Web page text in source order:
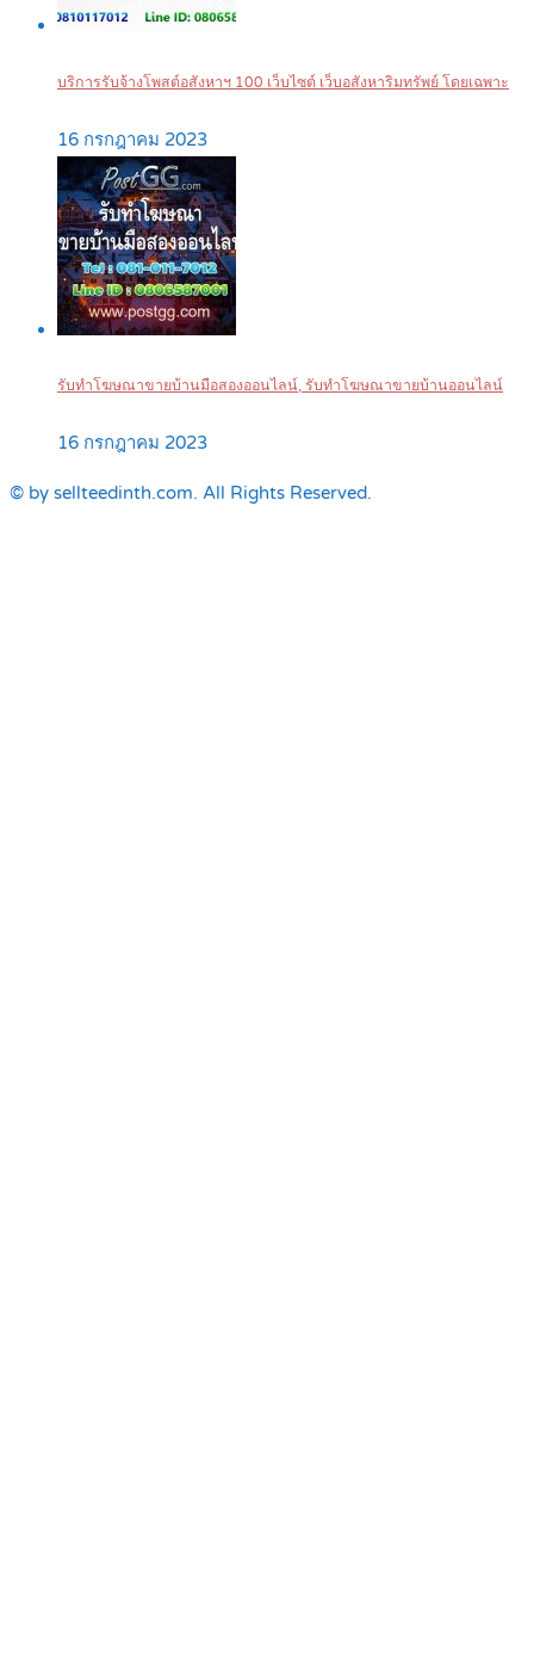
บริการรับจ้างโพสต์อสังหาฯ 100 เว็บไซต์ เว็บอสังหาริมทรัพย์ โดยเฉพาะ
16 กรกฎาคม 2023
รับทำโฆษณาขายบ้านมือสองออนไลน์, รับทำโฆษณาขายบ้านออนไลน์
16 กรกฎาคม 2023
© by sellteedinth.com. All Rights Reserved.